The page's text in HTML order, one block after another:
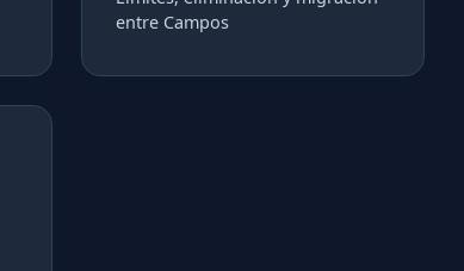
entre Campos